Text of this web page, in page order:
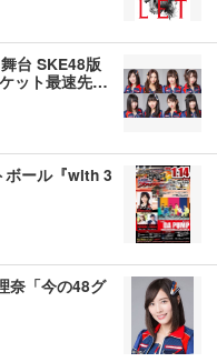
台 SKE48版
ット最速先…
ボール『with 3
奈「今の48グ